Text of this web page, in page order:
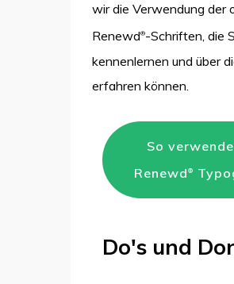
wir die Verwendung der
Renewd®-Schriften, die
kennenlernen und über
erfahren können.
So
Renewd®
Do's und